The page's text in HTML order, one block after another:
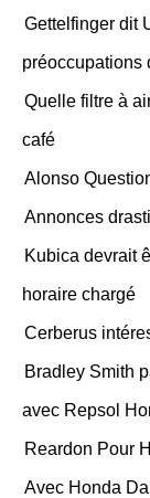
Gettelfinger dit
préoccupations
Quelle filtre à
café
Alonso
Annonces
Kubica devrait
horaire chargé
Cerberus
Bradley Smith
avec Repsol
Reardon Pour
Avec Honda